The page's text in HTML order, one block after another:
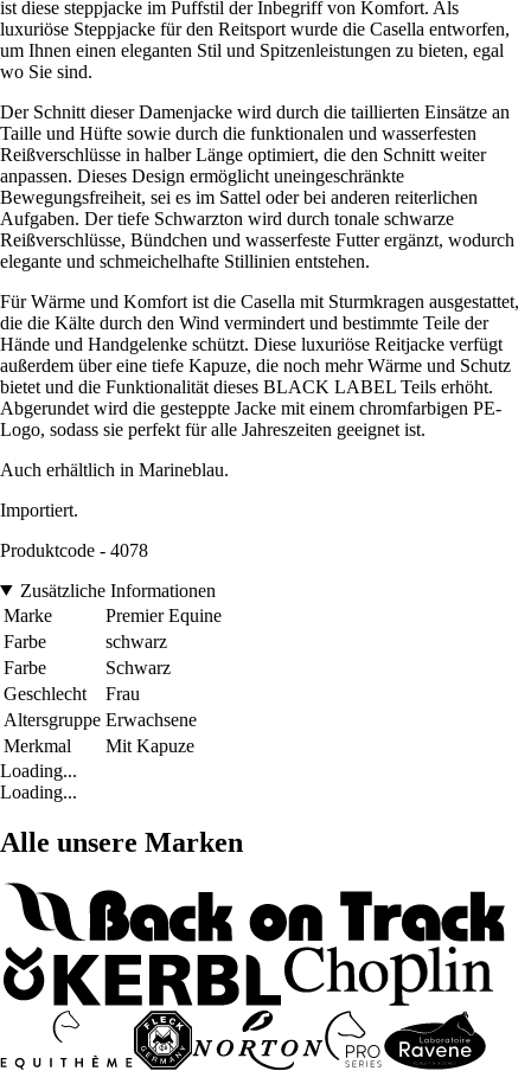
ist diese steppjacke im Puffstil der Inbegriff von Komfort. Als
luxuriöse Steppjacke für den Reitsport wurde die Casella entworfen,
um Ihnen einen eleganten Stil und Spitzenleistungen zu bieten, egal
wo Sie sind.
Der Schnitt dieser Damenjacke wird durch die taillierten Einsätze an
Taille und Hüfte sowie durch die funktionalen und wasserfesten
Reißverschlüsse in halber Länge optimiert, die den Schnitt weiter
anpassen. Dieses Design ermöglicht uneingeschränkte
Bewegungsfreiheit, sei es im Sattel oder bei anderen reiterlichen
Aufgaben. Der tiefe Schwarzton wird durch tonale schwarze
Reißverschlüsse, Bündchen und wasserfeste Futter ergänzt, wodurch
elegante und schmeichelhafte Stillinien entstehen.
Für Wärme und Komfort ist die Casella mit Sturmkragen ausgestattet,
die die Kälte durch den Wind vermindert und bestimmte Teile der
Hände und Handgelenke schützt. Diese luxuriöse Reitjacke verfügt
außerdem über eine tiefe Kapuze, die noch mehr Wärme und Schutz
bietet und die Funktionalität dieses BLACK LABEL Teils erhöht.
Abgerundet wird die gesteppte Jacke mit einem chromfarbigen PE-
Logo, sodass sie perfekt für alle Jahreszeiten geeignet ist.
Auch erhältlich in Marineblau.
Importiert.
Produktcode - 4078
Zusätzliche Informationen
Marke
Premier Equine
Farbe
schwarz
Farbe
Schwarz
Geschlecht
Frau
Altersgruppe Erwachsene
Merkmal
Mit Kapuze
Loading...
Loading...
Alle unsere Marken